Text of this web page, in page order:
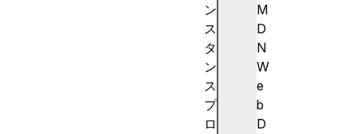
M
D
N
W
e
b
D
ン
ス
タ
ン
ス
プ
ロ